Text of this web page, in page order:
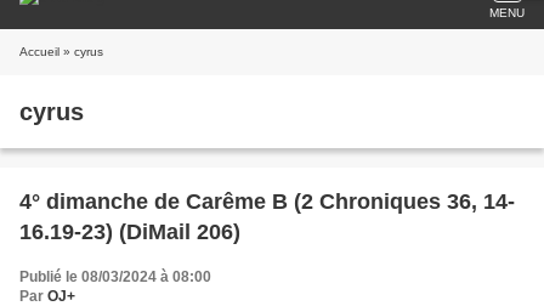
MENU
Accueil » cyrus
cyrus
4° dimanche de Carême B (2 Chroniques 36, 14-
16.19-23) (DiMail 206)
Publié le 08/03/2024 à 08:00
Par OJ+